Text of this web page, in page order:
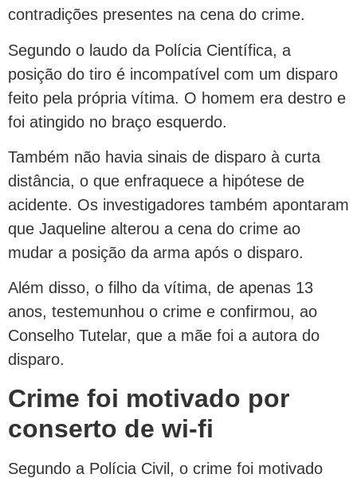
contradições presentes na cena do crime.
Segundo o laudo da Polícia Científica, a
posição do tiro é incompatível com um disparo
feito pela própria vítima. O homem era destro e
foi atingido no braço esquerdo.
Também não havia sinais de disparo à curta
distância, o que enfraquece a hipótese de
acidente. Os investigadores também apontaram
que Jaqueline alterou a cena do crime ao
mudar a posição da arma após o disparo.
Além disso, o filho da vítima, de apenas 13
anos, testemunhou o crime e confirmou, ao
Conselho Tutelar, que a mãe foi a autora do
disparo.
Crime foi motivado por
conserto de wi-fi
Segundo a Polícia Civil, o crime foi motivado